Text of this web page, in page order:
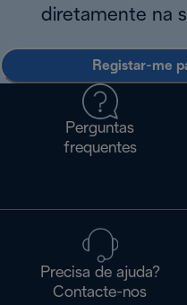
diretamente na
Registar-me
Perguntas
frequentes
Precisa de ajuda?
Contacte-nos